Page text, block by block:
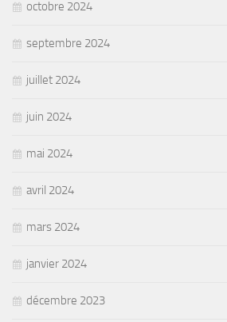
octobre 2024
septembre 2024
juillet 2024
juin 2024
mai 2024
avril 2024
mars 2024
janvier 2024
décembre 2023